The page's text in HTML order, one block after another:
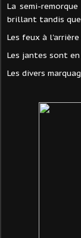
La semi-
brillant tandis
Les feux à
Les jantes sont
Les divers